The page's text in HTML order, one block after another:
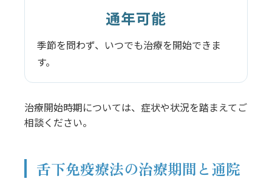
通年可能
季節を問わず、いつでも治療を開始できま
す。
治療開始時期については、症状や状況を踏まえてご
相談ください。
舌下免疫療法の治療期間と通院